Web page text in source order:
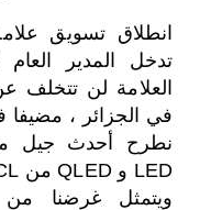
تدخل المدير
العلامة لن تتخلف عن
في الجزائر ،
ويتمثل غرضنا